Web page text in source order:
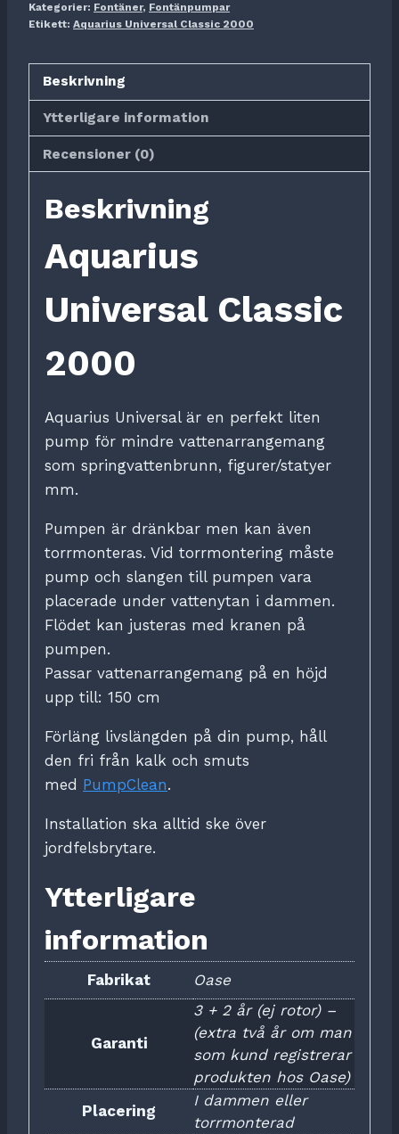
2000
Kategorier: Fontäner, Fontänpumpar
Etikett: Aquarius Universal Classic 2000
Beskrivning
Ytterligare information
Recensioner (0)
Beskrivning
Aquarius
Universal Classic
2000
Aquarius Universal är en perfekt liten
pump för mindre vattenarrangemang
som springvattenbrunn, figurer/statyer
mm.
Pumpen är dränkbar men kan även
torrmonteras. Vid torrmontering måste
pump och slangen till pumpen vara
placerade under vattenytan i dammen.
Flödet kan justeras med kranen på
pumpen.
Passar vattenarrangemang på en höjd
upp till: 150 cm
Förläng livslängden på din pump, håll
den fri från kalk och smuts
med PumpClean.
Installation ska alltid ske över
jordfelsbrytare.
Ytterligare
information
Fabrikat Oase
Garanti
3 + 2 år (ej rotor) –
(extra två år om man
som kund registrerar
produkten hos Oase)
Placering
I dammen eller
torrmonterad